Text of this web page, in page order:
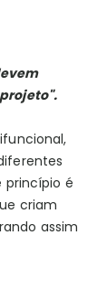
princípio é
criam
assim